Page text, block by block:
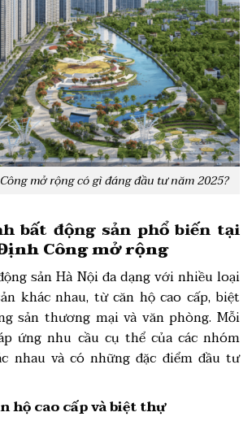
mở rộng có gì đáng đầu tư năm 2025?
bất động sản phổ biến tại
Công mở rộng
sản Hà Nội đa dạng với nhiều loại
khác nhau, từ căn hộ cao cấp, biệt
sản thương mại và văn phòng. Mỗi
ứng nhu cầu cụ thể của các nhóm
nhau và có những đặc điểm đầu tư
hộ cao cấp và biệt thự